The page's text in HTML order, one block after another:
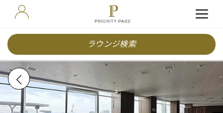
ラウンジ検索